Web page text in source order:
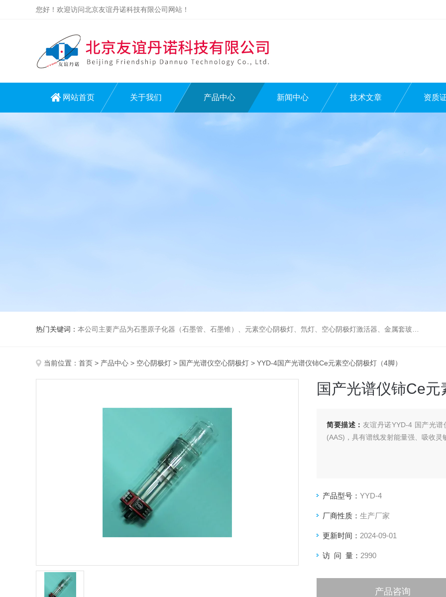
您好！欢迎访问北京友谊丹诺科技有限公司网站！
网站首页 关于我们 产品中心 新闻中心 技术文章 资质
热门关键词： 本公司主要产品为石墨原子化器（石墨管、石墨锥）、元素空心阴极灯、氘灯、空心阴极灯激活器、金属套玻璃高效雾化喷嘴。同时经销进口原装石墨管、石墨锥、空心阴极灯、氘灯等。
当前位置： 首页 > 产品中心 > 空心阴极灯 > 国产光谱仪空心阴极灯 > YYD-4国产光谱仪铈Ce元素空心阴极灯（4脚）
国产光谱仪铈Ce
简要描述： 友谊丹诺YYD-4 国产光
(AAS)，具有谱线发射能量强、吸收
产品型号： YYD-4
厂商性质： 生产厂家
更新时间： 2024-09-01
访 问 量： 2990
产品咨询